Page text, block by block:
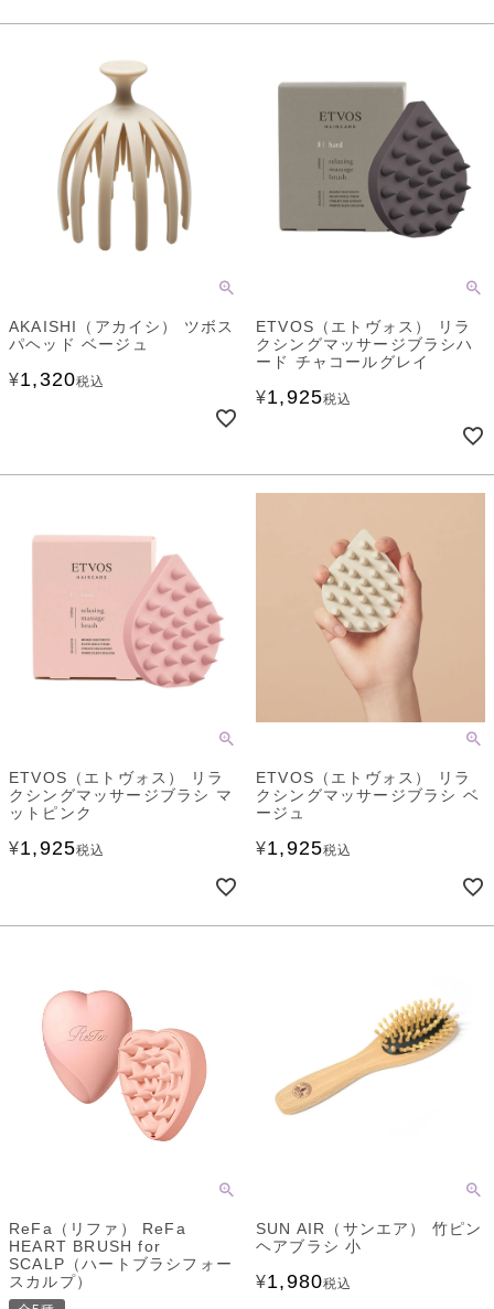
AKAISHI（アカイシ） ツボス
パヘッド ベージュ
¥1,320税込
ETVOS（エトヴォス） リラ
クシングマッサージブラシハ
ード チャコールグレイ
¥1,925税込
ETVOS（エトヴォス） リラ
クシングマッサージブラシ マ
ットピンク
¥1,925税込
ETVOS（エトヴォス） リラ
クシングマッサージブラシ ベ
ージュ
¥1,925税込
ReFa（リファ） ReFa
HEART BRUSH for
SCALP（ハートブラシフォー
スカルプ）
SUN AIR（サンエア） 竹ピン
ヘアブラシ 小
¥1,980税込